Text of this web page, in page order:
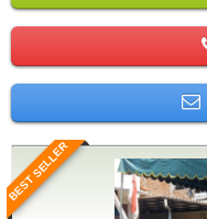
BEST SELLER